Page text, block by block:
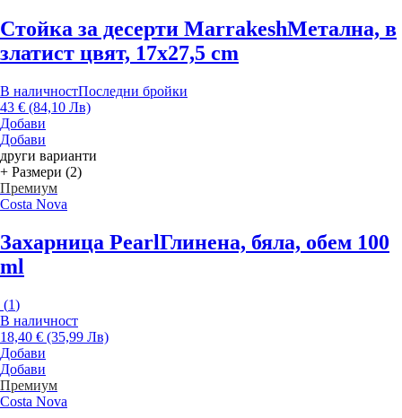
Стойка за десерти MarrakeshМетална, в
златист цвят, 17x27,5 cm
В наличностПоследни бройки
43 € (84,10 Лв)
Добави
Добави
други варианти
+ Размери (2)
Премиум
Costa Nova
Захарница PearlГлинена, бяла, обем 100
ml
(1)
В наличност
18,40 € (35,99 Лв)
Добави
Добави
Премиум
Costa Nova